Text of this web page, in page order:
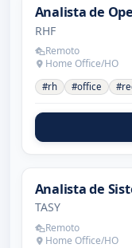
Analista de
RHF
Remoto
Home Office/HO
#rh #office
Analista de
TASY
Remoto
Home Office/HO